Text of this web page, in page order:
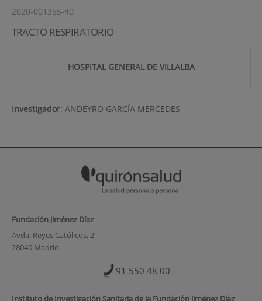
2020-001355-40
TRACTO RESPIRATORIO
HOSPITAL GENERAL DE VILLALBA
Investigador: ANDEYRO GARCÍA MERCEDES
Fundación Jiménez Díaz
Avda. Reyes Católicos, 2
28040 Madrid
91 550 48 00
Instituto de Investigación Sanitaria de la Fundación Jiménez Díaz